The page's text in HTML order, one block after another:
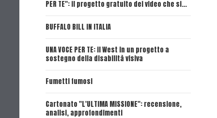
PER TE": il progetto gratuito dei video che si…
BUFFALO BILL IN ITALIA
UNA VOCE PER TE: il West in un progetto a
sostegno della disabilità visiva
Fumetti fumosi
Cartonato "L'ULTIMA MISSIONE": recensione,
analisi, approfondimenti